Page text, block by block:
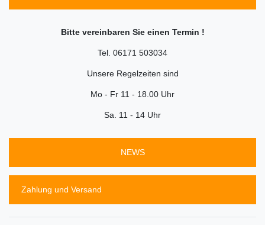
Bitte vereinbaren Sie einen Termin !
Tel. 06171 503034
Unsere Regelzeiten sind
Mo - Fr 11 - 18.00 Uhr
Sa. 11 - 14 Uhr
NEWS
Zahlung und Versand